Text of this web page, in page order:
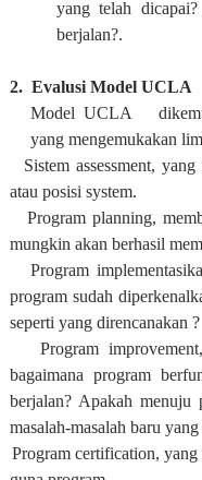
yang telah
berjalan?.
2. Evalusi Model UCLA
Model UCLA
yang mengemukakan
Sistem assessment,
atau posisi system.
Program planning,
mungkin akan berhasil
Program
program sudah
seperti yang direncanakan ?
Program
bagaimana program
berjalan? Apakah menuju
masalah-masalah baru
Program certification,